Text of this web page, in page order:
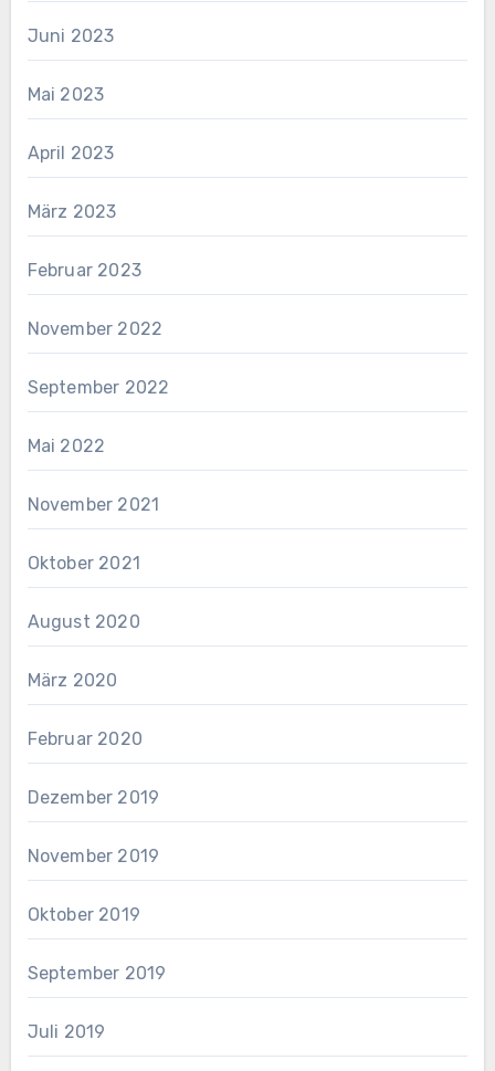
Juni 2023
Mai 2023
April 2023
März 2023
Februar 2023
November 2022
September 2022
Mai 2022
November 2021
Oktober 2021
August 2020
März 2020
Februar 2020
Dezember 2019
November 2019
Oktober 2019
September 2019
Juli 2019